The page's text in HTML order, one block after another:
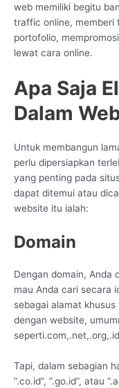
web memiliki begitu
traffic online, memberi
portofolio,
lewat cara online.
Apa Saja
Dalam
Untuk membangun
perlu dipersiapkan
yang penting pada
dapat ditemui atau
website itu ialah:
Domain
Dengan domain, Anda
mau Anda cari secara
sebagai alamat
dengan website,
Tapi, dalam sebagian
“.co.id”, “.go.id”, atau